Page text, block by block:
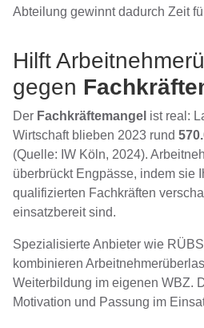
Abteilung gewinnt dadurch Zeit
Hilft
gegen
Der Fachkräftemangel ist real:
Wirtschaft blieben 2023 rund
(Quelle: IW Köln, 2024).
überbrückt Engpässe, indem sie
qualifizierten Fachkräften
einsatzbereit sind.
Spezialisierte Anbieter wie
kombinieren
Weiterbildung im eigenen WBZ.
Motivation und Passung im